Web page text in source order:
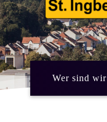
Wer sind wir